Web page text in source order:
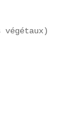
végétaux)